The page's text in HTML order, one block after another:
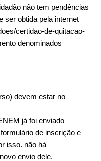
não tem pendências
ser obtida pela internet
certidao-de-quitacao-
denominados
devem estar no
já foi enviado
de inscrição e
isso. não há
envio dele.